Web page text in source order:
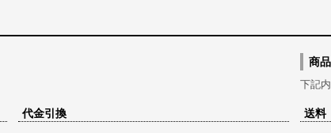
代金引換
商
下記
送料